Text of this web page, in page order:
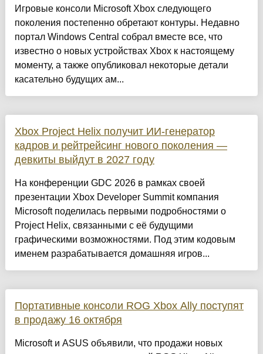
Игровые консоли Microsoft Xbox следующего
поколения постепенно обретают контуры. Недавно
портал Windows Central собрал вместе все, что
известно о новых устройствах Xbox к настоящему
моменту, а также опубликовал некоторые детали
касательно будущих ам...
Xbox Project Helix получит ИИ-генератор
кадров и рейтрейсинг нового поколения —
девкиты выйдут в 2027 году
На конференции GDC 2026 в рамках своей
презентации Xbox Developer Summit компания
Microsoft поделилась первыми подробностями о
Project Helix, связанными с её будущими
графическими возможностями. Под этим кодовым
именем разрабатывается домашняя игров...
Портативные консоли ROG Xbox Ally поступят
в продажу 16 октября
Microsoft и ASUS объявили, что продажи новых